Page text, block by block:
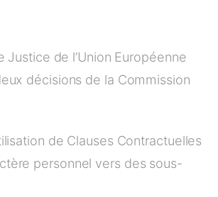
de l’Union Européenne
décisions de la Commission
de Clauses Contractuelles
personnel vers des sous-